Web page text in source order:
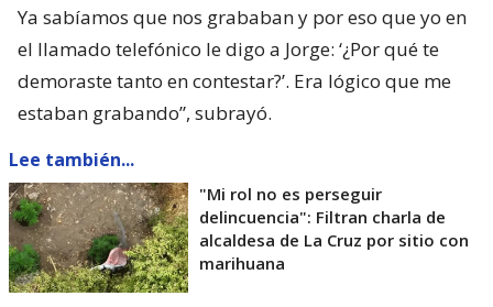
Ya sabíamos que nos grababan y por eso que yo en
el llamado telefónico le digo a Jorge: ‘¿Por qué te
demoraste tanto en contestar?’. Era lógico que me
estaban grabando”, subrayó.
Lee también...
"Mi rol no es perseguir
delincuencia": Filtran charla de
alcaldesa de La Cruz por sitio con
marihuana